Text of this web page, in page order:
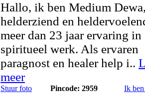
Hallo, ik ben Medium
helderziend en
meer dan 23 jaar ervaring in
spiritueel werk. Als ervaren
paragnost en healer help i..
meer
Stuur foto Pincode: 2959 Ik